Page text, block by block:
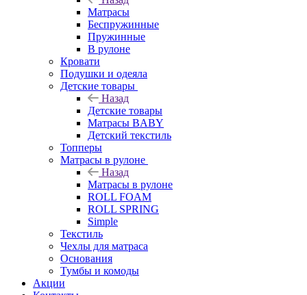
Матрасы
Беспружинные
Пружинные
В рулоне
Кровати
Подушки и одеяла
Детские товары
Назад
Детские товары
Матрасы BABY
Детский текстиль
Топперы
Матрасы в рулоне
Назад
Матрасы в рулоне
ROLL FOAM
ROLL SPRING
Simple
Текстиль
Чехлы для матраса
Основания
Тумбы и комоды
Акции